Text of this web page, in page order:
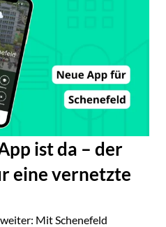
ist da – der
eine vernetzte
Mit Schenefeld